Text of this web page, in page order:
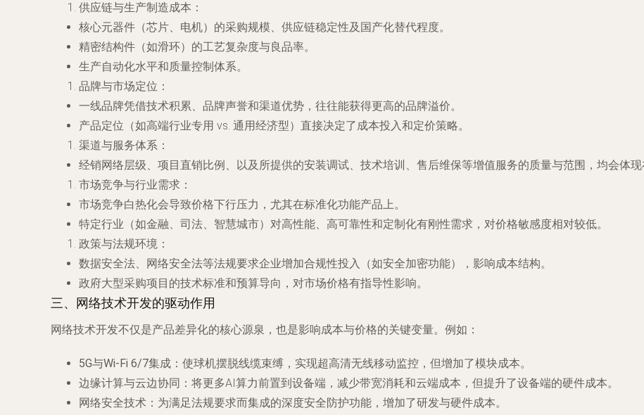
供应链与生产制造成本 ：
核心元器件（芯片、电机）的采购规模、供应链稳定性及国产化替代程度。
精密结构件（如滑环）的工艺复杂度与良品率。
生产自动化水平和质量控制体系。
品牌与市场定位 ：
一线品牌凭借技术积累、品牌声誉和渠道优势，往往能获得更高的品牌溢价。
产品定位（如高端行业专用 vs. 通用经济型）直接决定了成本投入和定价策略。
渠道与服务体系 ：
经销网络层级、项目直销比例、以及所提供的安装调试、技术培训、售后维保等增值服务的质量与范围，均会体现
市场竞争与行业需求 ：
市场竞争白热化会导致价格下行压力，尤其在标准化功能产品上。
特定行业（如金融、司法、智慧城市）对高性能、高可靠性和定制化有刚性需求，对价格敏感度相对较低。
政策与法规环境 ：
数据安全法、网络安全法等法规要求企业增加合规性投入（如安全加密功能），影响成本结构。
政府大型采购项目的技术标准和预算导向，对市场价格有指导性影响。
三、网络技术开发的驱动作用
网络技术开发不仅是产品差异化的核心源泉，也是影响成本与价格的关键变量。例如：
5G与Wi-Fi 6/7集成 ：使球机摆脱线缆束缚，实现超高清无线移动监控，但增加了模块成本。
边缘计算与云边协同 ：将更多AI算力前置到设备端，减少带宽消耗和云端成本，但提升了设备端的硬件成本。
网络安全技术 ：为满足法规要求而集成的深度安全防护功能，增加了研发与硬件成本。